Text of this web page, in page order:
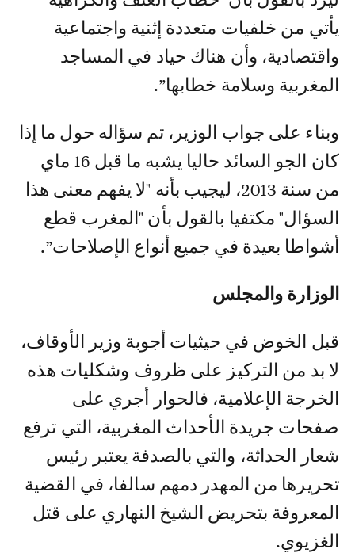
يأتي من خلفيات متعددة إثنية واجتماعية
واقتصادية، وأن هناك حياد في المساجد
المغربية وسلامة خطابها”.
وبناء على جواب الوزير، تم سؤاله حول ما إذا
كان الجو السائد حاليا يشبه ما قبل 16 ماي
من سنة 2013، ليجيب بأنه "لا يفهم معنى هذا
السؤال" مكتفيا بالقول بأن "المغرب قطع
أشواطا بعيدة في جميع أنواع الإصلاحات”.
الوزارة والمجلس
قبل الخوض في حيثيات أجوبة وزير الأوقاف،
لا بد من التركيز على ظروف وشكليات هذه
الخرجة الإعلامية، فالحوار أجري على
صفحات جريدة الأحداث المغربية، التي ترفع
شعار الحداثة، والتي بالصدفة يعتبر رئيس
تحريرها من المهدر دمهم سالفا، في القضية
المعروفة بتحريض الشيخ النهاري على قتل
الغزيوي.